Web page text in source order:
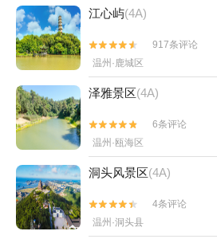
江心屿(4A)


917条评论
温州·鹿城区
泽雅景区(4A)


6条评论
温州·瓯海区
洞头风景区(4A)


4条评论
温州·洞头县